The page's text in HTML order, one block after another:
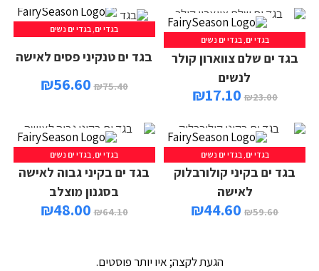
בגדי ים,בגדי ים נשים
בגד ים שלם צווארון קולר
לנשים
₪23.00
₪17.10
בגדי ים בגדי ים נשים
בגד ים טנקיני פסים לאישה
₪75.40
₪56.60
בגדי ים בגדי ים נשים
בגד ים בקיני קולורבלוק
לאישה
₪59.60
₪44.60
בגדי ים בגדי ים נשים
בגד ים בקיני גבוה לאישה
בסגנון מוצלב
₪64.10
₪48.00
הגעת לקצה; איו יותר פוסטים.